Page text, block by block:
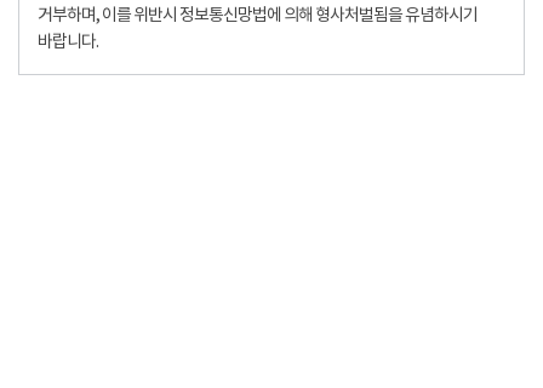
거부하며, 이를 위반시 정보통신망법에 의해 형사처벌됨을 유념하시기
바랍니다.